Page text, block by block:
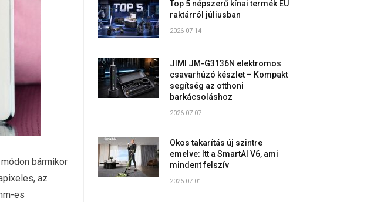
bármikor
az
es
Top 5 népszerű kínai termék EU
raktárról júliusban
2026-07-14
JIMI JM-G3136N elektromos
csavarhúzó készlet – Kompakt
segítség az otthoni
barkácsoláshoz
2026-07-07
Okos takarítás új szintre
emelve: Itt a SmartAI V6, ami
mindent felszív
2026-07-01